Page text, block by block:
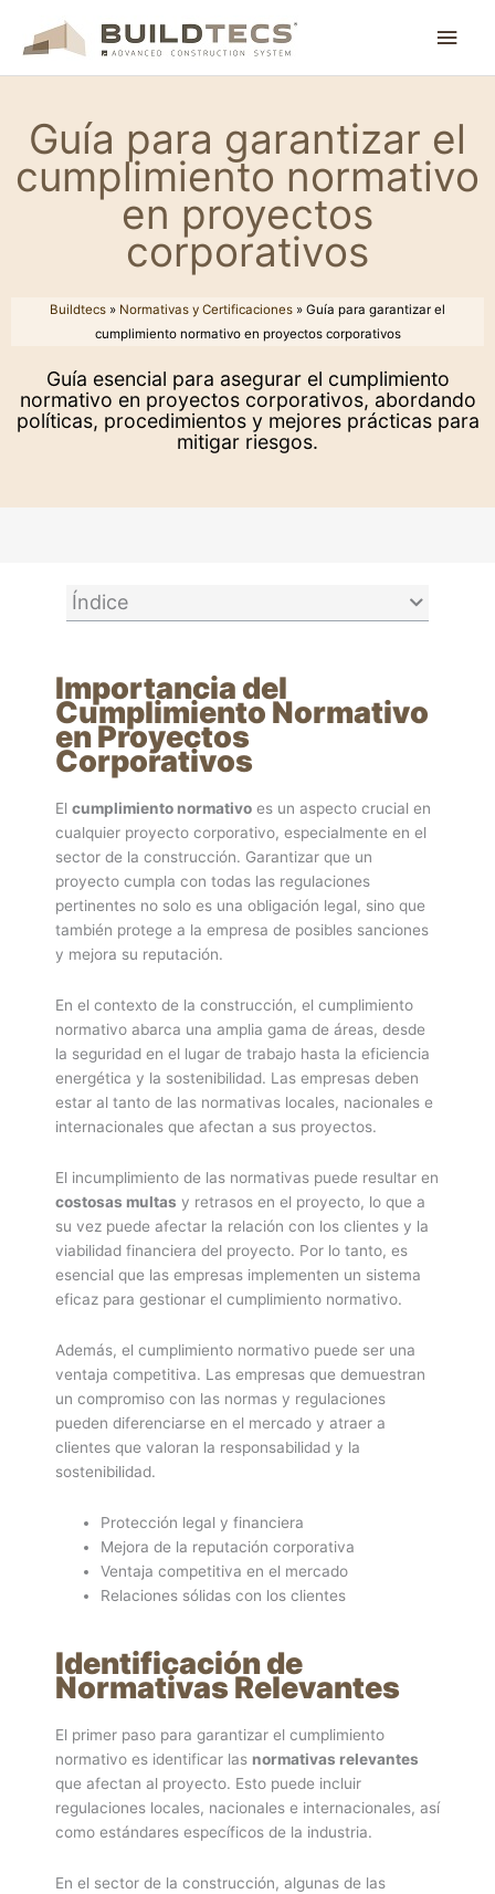
contenido
Guía para garantizar el
cumplimiento normativo
en proyectos
corporativos
Buildtecs » Normativas y Certificaciones » Guía para garantizar el
cumplimiento normativo en proyectos corporativos
Guía esencial para asegurar el cumplimiento
normativo en proyectos corporativos, abordando
políticas, procedimientos y mejores prácticas para
mitigar riesgos.
Índice
Importancia del
Cumplimiento Normativo
en Proyectos
Corporativos
El cumplimiento normativo es un aspecto crucial en
cualquier proyecto corporativo, especialmente en el
sector de la construcción. Garantizar que un
proyecto cumpla con todas las regulaciones
pertinentes no solo es una obligación legal, sino que
también protege a la empresa de posibles sanciones
y mejora su reputación.
En el contexto de la construcción, el cumplimiento
normativo abarca una amplia gama de áreas, desde
la seguridad en el lugar de trabajo hasta la eficiencia
energética y la sostenibilidad. Las empresas deben
estar al tanto de las normativas locales, nacionales e
internacionales que afectan a sus proyectos.
El incumplimiento de las normativas puede resultar en
costosas multas y retrasos en el proyecto, lo que a
su vez puede afectar la relación con los clientes y la
viabilidad financiera del proyecto. Por lo tanto, es
esencial que las empresas implementen un sistema
eficaz para gestionar el cumplimiento normativo.
Además, el cumplimiento normativo puede ser una
ventaja competitiva. Las empresas que demuestran
un compromiso con las normas y regulaciones
pueden diferenciarse en el mercado y atraer a
clientes que valoran la responsabilidad y la
sostenibilidad.
Protección legal y financiera
Mejora de la reputación corporativa
Ventaja competitiva en el mercado
Relaciones sólidas con los clientes
Identificación de
Normativas Relevantes
El primer paso para garantizar el cumplimiento
normativo es identificar las normativas relevantes
que afectan al proyecto. Esto puede incluir
regulaciones locales, nacionales e internacionales, así
como estándares específicos de la industria.
En el sector de la construcción, algunas de las